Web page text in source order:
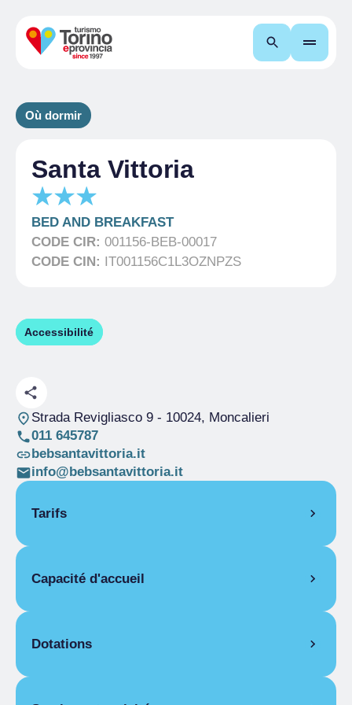
Recherche
Où dormir
Santa Vittoria
BED AND BREAKFAST
CODE CIR: 001156-BEB-00017
CODE CIN: IT001156C1L3OZNPZS
Accessibilité
Strada Revigliasco 9- 10024, Moncalieri
011 645787
bebsantavittoria.it
info@bebsantavittoria.it
Tarifs
Saison unique
Saison unique
Capacité d'accueil
Lits
Dotations